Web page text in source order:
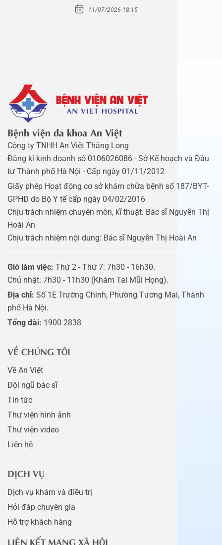
Mầm Xanh…
11/07/2026 18:15
Bệnh viện đa khoa An Việt
Công ty TNHH An Việt Thăng Long
Đăng kí kinh doanh số 0106026086 - Sở Kế hoạch và Đầu
tư Thành phố Hà Nội - Cấp ngày 01/11/2012
Giấy phép Hoạt động cơ sở khám chữa bệnh số 187/BYT-
GPHĐ do Bộ Y tế cấp ngày 04/02/2016
Chịu trách nhiệm chuyên môn, kĩ thuật: Bác sĩ Nguyễn Thị
Hoài An
Chịu trách nhiệm nội dung: Bác sĩ Nguyễn Thị Hoài An
Giờ làm việc: Thứ 2 - Thứ 7: 7h30 - 16h30.
Chủ nhật: 7h30 - 11h30 (Khám Tai Mũi Họng).
Địa chỉ: Số 1E Trường Chinh, Phường Tương Mai, Thành
phố Hà Nội.
Tổng đài: 1900 2838
VỀ CHÚNG TÔI
Về An Việt
Đội ngũ bác sĩ
Tin tức
Thư viện hình ảnh
Thư viện video
Liên hệ
DỊCH VỤ
Dịch vụ khám và điều trị
Hỏi đáp chuyên gia
Hỗ trợ khách hàng
LIÊN KẾT MẠNG XÃ HỘI